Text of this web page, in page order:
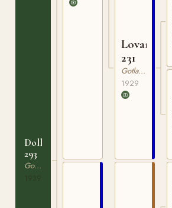
Dolly
293
Gotlandsruss
Lovan
231
Gotlandsruss
1929